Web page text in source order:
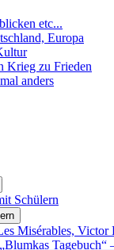
etc...
Europa
Krieg zu Frieden
anders
Schülern
Misérables, Victor
Tagebuch“